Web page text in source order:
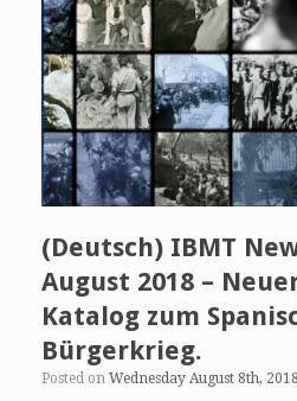
(Deutsch) IBMT
August 2018 –
Katalog zum
Bürgerkrieg.
Posted on Wednesday August 8th, 2018